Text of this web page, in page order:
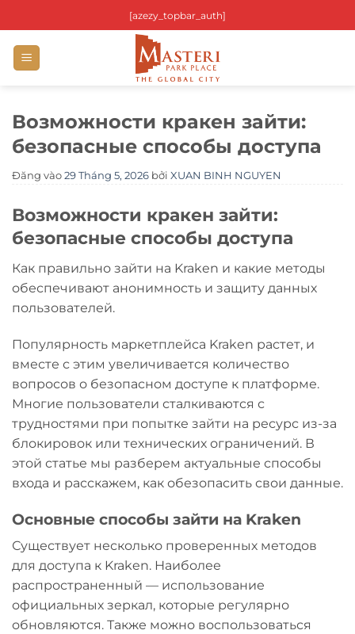
qua
nội
dung
[azezy_topbar_auth]
Возможности кракен зайти:
безопасные способы доступа
Đăng vào 29 Tháng 5, 2026 bởi XUAN BINH NGUYEN
Возможности кракен зайти:
безопасные способы доступа
Как правильно зайти на Kraken и какие методы
обеспечивают анонимность и защиту данных
пользователей.
Популярность маркетплейса Kraken растет, и
вместе с этим увеличивается количество
вопросов о безопасном доступе к платформе.
Многие пользователи сталкиваются с
трудностями при попытке зайти на ресурс из-за
блокировок или технических ограничений. В
этой статье мы разберем актуальные способы
входа и расскажем, как обезопасить свои данные.
Основные способы зайти на Kraken
Существует несколько проверенных методов
для доступа к Kraken. Наиболее
распространенный — использование
официальных зеркал, которые регулярно
обновляются. Также можно воспользоваться